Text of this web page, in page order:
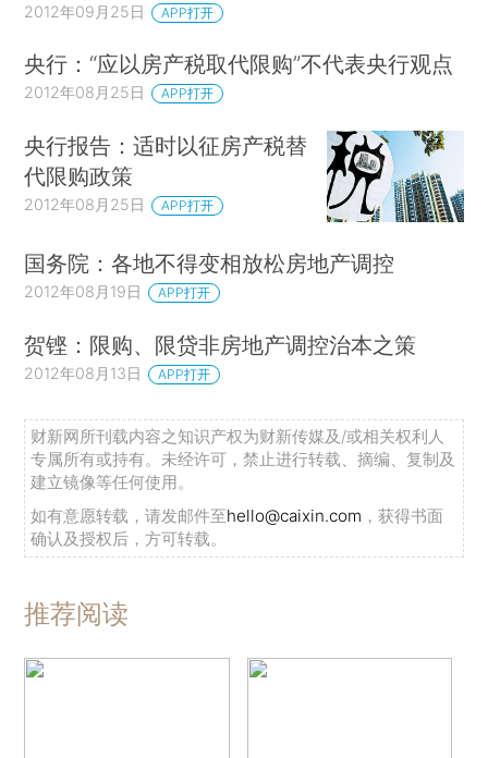
2012年09月25日 APP打开
央行：“应以房产税取代限购”不代表央行观点
2012年08月25日 APP打开
央行报告：适时以征房产税替
代限购政策
2012年08月25日 APP打开
国务院：各地不得变相放松房地产调控
2012年08月19日 APP打开
贺铿：限购、限贷非房地产调控治本之策
2012年08月13日 APP打开
财新网所刊载内容之知识产权为财新传媒及/或相关权利人
专属所有或持有。未经许可，禁止进行转载、摘编、复制及
建立镜像等任何使用。
如有意愿转载，请发邮件至hello@caixin.com ，获得书面
确认及授权后，方可转载。
推荐阅读